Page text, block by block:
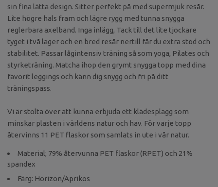
sin fina lätta design. Sitter perfekt på med supermjuk resår.
Lite högre hals fram och lägre rygg med tunna snygga
reglerbara axelband. Inga inlägg, Tack till det lite tjockare
tyget i två lager och en bred resår nertill får du extra stöd och
stabilitet. Passar lågintensiv träning så som yoga, Pilates och
styrketräning. Matcha ihop den grymt snygga topp med dina
favorit leggings och känn dig snygg och fri på ditt
träningspass.
Vi är stolta över att kunna erbjuda ett klädesplagg som
minskar plasten i världens natur och hav. För varje topp
återvinns 11 PET flaskor som samlats in ute i vår natur.
Material; 79% återvunna PET flaskor (RPET) och 21%
spandex
Färg: Horizon/Aprikos